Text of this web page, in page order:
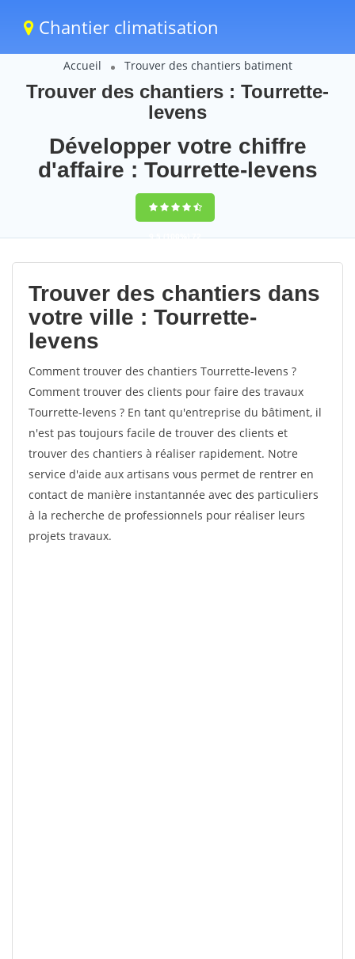
Chantier climatisation
Accueil Trouver des chantiers batiment
Trouver des chantiers : Tourrette-
levens
Développer votre chiffre
d'affaire : Tourrette-levens
9,5(100%)72
votes
Trouver des chantiers dans
votre ville : Tourrette-
levens
Comment trouver des chantiers Tourrette-levens ?
Comment trouver des clients pour faire des travaux
Tourrette-levens ? En tant qu'entreprise du bâtiment, il
n'est pas toujours facile de trouver des clients et
trouver des chantiers à réaliser rapidement. Notre
service d'aide aux artisans vous permet de rentrer en
contact de manière instantannée avec des particuliers
à la recherche de professionnels pour réaliser leurs
projets travaux.